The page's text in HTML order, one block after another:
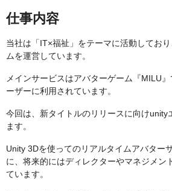
仕事内容
当社は「IT×福祉」をテーマに活動してお
ムを運営しています。
メインサービスはアバターゲーム『MILU
ーザーに利用されています。
今回は、新タイトルのリリースに向けunity
ます。
Unity 3Dを使ってのリアルタイムアバター
に、将来的にはディレクターやマネジメン
ています。